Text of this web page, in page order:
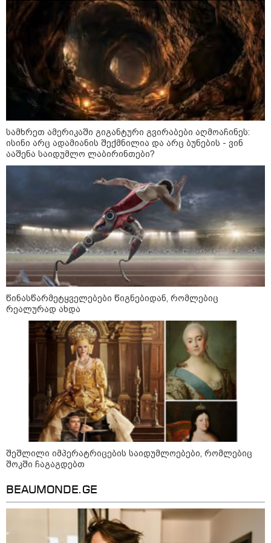
მანიპულატორები.. ჩემთვის ნია
იმნაძე მკვლელია" - ეკა
კუპატაძე
23:03 / 05-08-2026
"ნია იმნაძის დედას
რეანიმაციაში
ზეწარგადაფარებული შვილი არ
უნახავს" - გიგა ავალიანის
დედის პირველი კომენტარი ნია
იმნაძის დაკავებაზე
კატეგორიის ყველა სიახლე
საზამთროს გამყიდველთან
სამკვდრო-სასიცოცხლო
„კუკუდამალობანა“ - რუსული
დრონის „საბრძოლო-კომიკური“
ვიდეო
"ომი, რომელსაც მთელი
მსოფლიოს შთანთქმა შეუძლია:
როგორ მოიქცეს" -The New York
Times
კიევი ისევ სასტიკად დაიბომბა -
ამდენი ბალისტიკური რაკეტა
მსოფლიოს არც ერთი ქალაქისკენ
არ გაუშვიათ: პუტინის ახალი
ანტირეკორდი
შტურმი ტვინზე და პოლიტიკური
პოლარიზაციის მეტასტაზები: რა
ემართება ადამიანის ფსიქიკას,
ფსიქოლოგ ზურა მხეიძის ანალიზი
სამხრეთ ამერიკაში გიგანტური გვირაბები აღმოაჩინეს:
ისინი არც ადამიანის შექმნილია და არც ბუნების - ვინ
ააშენა საიდუმლო ლაბირინთები?
წინასწარმეტყველებები წიგნებიდან, რომლებიც
რეალურად ახდა
შეშლილი იმპერატრიცების საიდუმლოებები, რომლებიც
შოკში ჩაგაგდებთ
BEAUMONDE.GE